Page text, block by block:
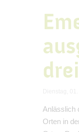
Wohnen
Stadt-
Örtliche
INSEK
Anlässlich
Orten in